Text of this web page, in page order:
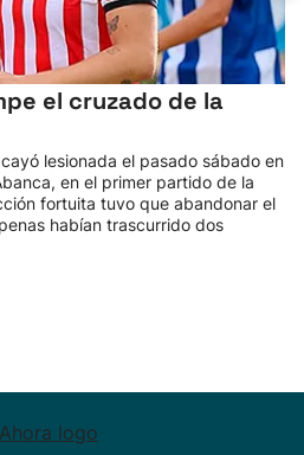
el cruzado de la
lesionada el pasado sábado en
en el primer partido de la
fortuita tuvo que abandonar el
habían trascurrido dos